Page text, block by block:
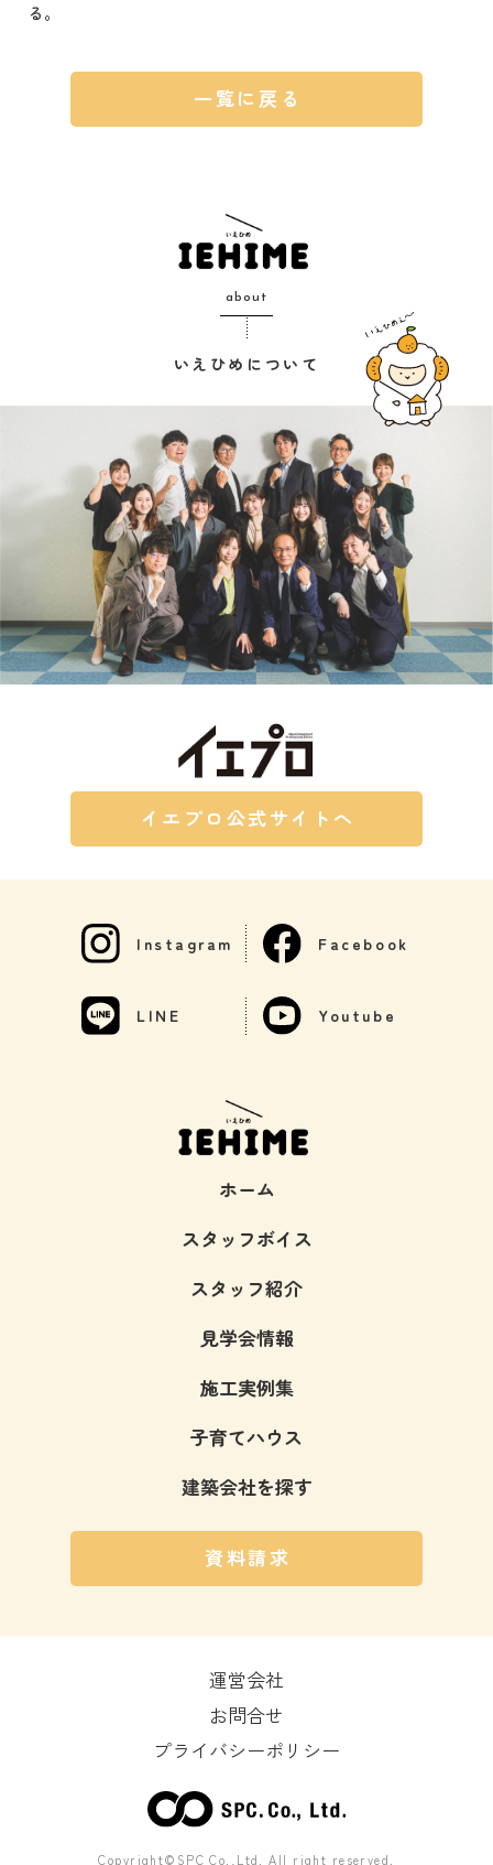
る。
一覧に戻る
about
いえひめについて
イエプロ公式サイトへ
ホーム
スタッフボイス
スタッフ紹介
見学会情報
施工実例集
子育てハウス
建築会社を探す
資料請求
Instagram Facebook
LINE Youtube
運営会社
お問合せ
プライバシーポリシー
Copyright©SPC Co.,Ltd. All right reserved.